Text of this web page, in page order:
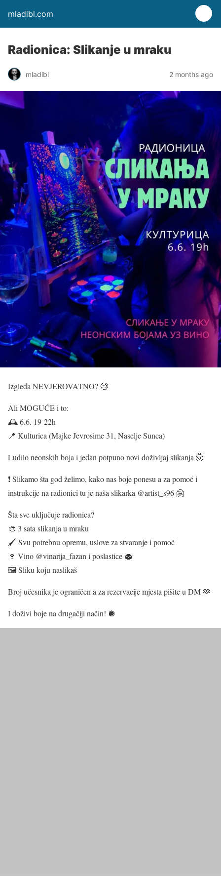
mladibl.com
Radionica: Slikanje u mraku
mladibl 2 months ago
Izgleda NEVJEROVATNO? 🧐
Ali MOGUĆE i to:
🕰️ 6.6. 19-22h
📍 Kulturica (Majke Jevrosime 31, Naselje Sunca)
Ludilo neonskih boja i jedan potpuno novi doživljaj slikanja 🤯
❗ Slikamo šta god želimo, kako nas boje ponesu a za pomoć i
instrukcije na radionici tu je naša slikarka @artist_s96 🤗
Šta sve uključuje radionica?
🎨 3 sata slikanja u mraku
🖌️ Svu potrebnu opremu, uslove za stvaranje i pomoć
🍷 Vino @vinarija_fazan i poslastice 🧁
🖼️ Sliku koju naslikaš
Broj učesnika je ograničen a za rezervacije mjesta pišite u DM 🫶
I doživi boje na drugačiji način! 🪩